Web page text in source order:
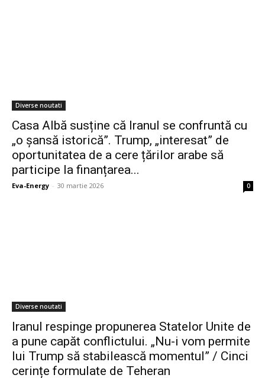
Diverse noutati
Casa Albă susține că Iranul se confruntă cu
„o șansă istorică”. Trump, „interesat” de
oportunitatea de a cere țărilor arabe să
participe la finanțarea...
Eva-Energy - 30 martie 2026 0
Diverse noutati
Iranul respinge propunerea Statelor Unite de
a pune capăt conflictului. „Nu-i vom permite
lui Trump să stabilească momentul” / Cinci
cerințe formulate de Teheran